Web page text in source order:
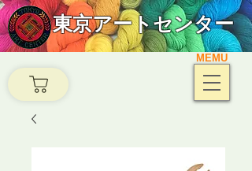
東京アートセンター
MEMU